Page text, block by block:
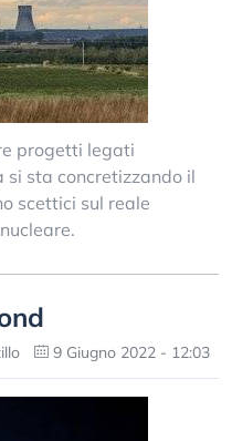
progetti legati
si sta concretizzando il
scettici sul reale
9 Giugno 2022 - 12:03